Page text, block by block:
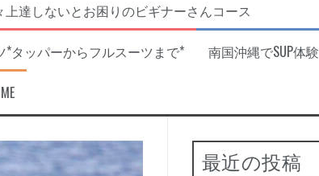
上達しないとお困りのビギナーさんコース
*タッパーからフルスーツまで* 南国沖縄でSUP体験
最近の投稿